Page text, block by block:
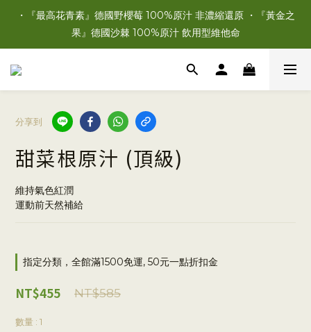
・『最高花青素』德國野櫻莓 100%原汁 非濃縮還原 ・『黃金之
果』德國沙棘 100%原汁 飲用型維他命
分享到
甜菜根原汁 (頂級)
維持氣色紅潤
運動前天然補給
指定分類，全館滿1500免運, 50元一點折扣金
NT$585
NT$455
數量 : 1